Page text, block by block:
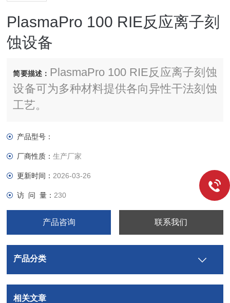
PlasmaPro 100 RIE反应离子刻
蚀设备
简要描述： PlasmaPro 100 RIE反应离子刻蚀
设备可为多种材料提供各向异性干法刻蚀
工艺。
产品型号：
厂商性质：生产厂家
更新时间： 2026-03-26
访 问 量： 230
产品咨询 联系我们
产品分类
相关文章